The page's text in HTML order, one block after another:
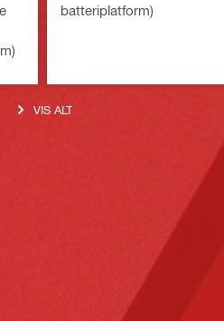
batteriplatform)
VIS ALT